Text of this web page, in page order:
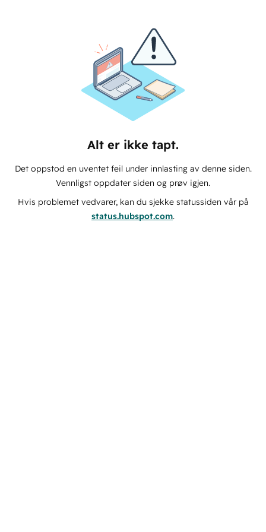
Alt er ikke tapt.
Det oppstod en uventet feil under innlasting av denne siden.
Vennligst oppdater siden og prøv igjen.
Hvis problemet vedvarer, kan du sjekke statussiden vår på
status.hubspot.com.